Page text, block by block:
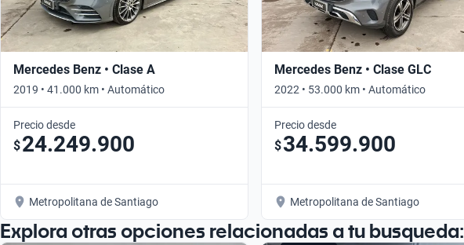
Mercedes Benz • Clase A
2019 • 41.000 km • Automático
Precio desde
$24.249.900
Metropolitana de Santiago
Mercedes Benz • Clase GLC
2022 • 53.000 km • Automático
Precio desde
$34.599.900
Metropolitana de Santiago
Explora otras opciones relacionadas a tu busqueda: